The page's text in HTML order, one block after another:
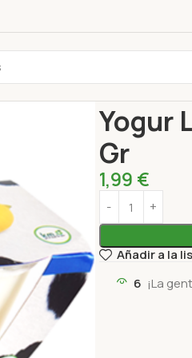
Yogur
Gr
1,99 €
Añadir a la
6 ¡La